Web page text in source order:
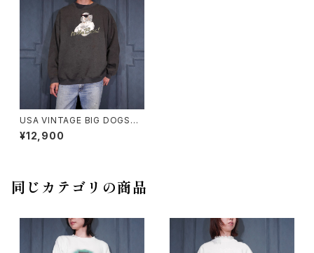
USA VINTAGE BIG DOGS
I’m the Boss! DOG EMBROI
DERY FADED DESIGN SWEA
¥12,900
同じカテゴリの商品